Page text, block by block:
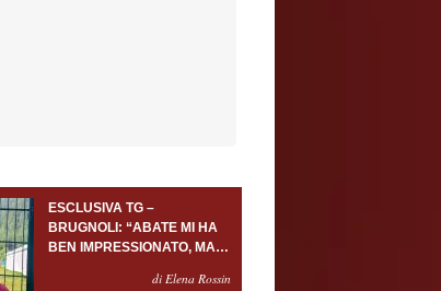
ESCLUSIVA TG –
BRUGNOLI: “ABATE MI HA
BEN IMPRESSIONATO, MA
PORTIERE SERVONOdi Elena Rossin